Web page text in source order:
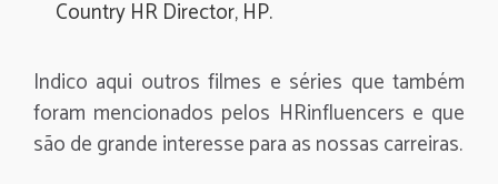
Country HR Director, HP.
Indico aqui outros filmes e séries que também
foram mencionados pelos HRinfluencers e que
são de grande interesse para as nossas carreiras.